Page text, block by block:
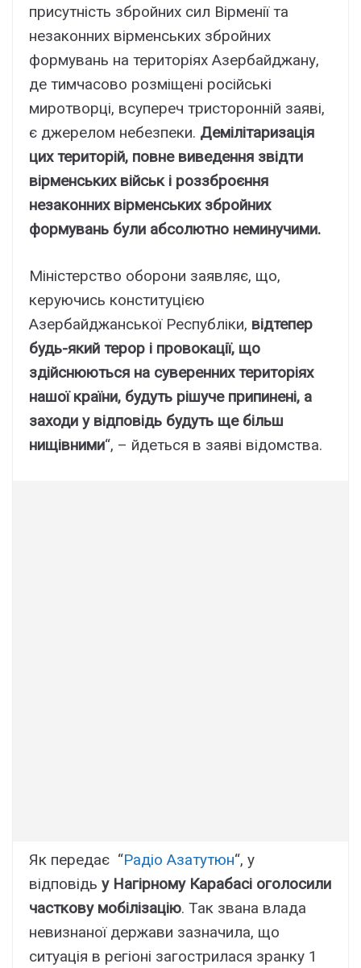
присутність збройних сил Вірменії та
незаконних вірменських збройних
формувань на територіях Азербайджану,
де тимчасово розміщені російські
миротворці, всупереч тристоронній заяві,
є джерелом небезпеки. Демілітаризація
цих територій, повне виведення звідти
вірменських військ і роззброєння
незаконних вірменських збройних
формувань були абсолютно неминучими.
Міністерство оборони заявляє, що,
керуючись конституцією
Азербайджанської Республіки, відтепер
будь-який терор і провокації, що
здійснюються на суверенних територіях
нашої країни, будуть рішуче припинені, а
заходи у відповідь будуть ще більш
нищівними“, – йдеться в заяві відомства.
Як передає “Радіо Азатутюн“, у
відповідь у Нагірному Карабасі оголосили
часткову мобілізацію. Так звана влада
невизнаної держави зазначила, що
ситуація в регіоні загострилася зранку 1